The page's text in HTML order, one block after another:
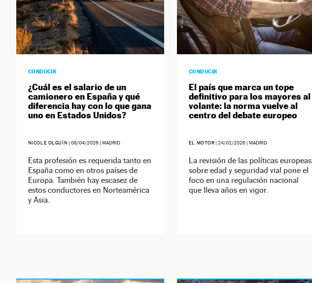
CONDUCIR
¿Cuál es el salario de un
camionero en España y qué
diferencia hay con lo que gana
uno en Estados Unidos?
NICOLE OLGUÍN |08/04/2026 | MADRID
Esta profesión es requerida tanto en
España como en otros países de
Europa. También hay escasez de
estos conductores en Norteamérica
y Asia.
CONDUCIR
El país que marca un tope
definitivo para los mayores al
volante: la norma vuelve al
centro del debate europeo
EL MOTOR |24/02/2026 | MADRID
La revisión de las políticas europeas
sobre edad y seguridad vial pone el
foco en una regulación nacional
que lleva años en vigor.